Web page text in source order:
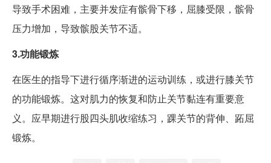
导致手术困难，主要并发症有髌骨下移，屈膝受限，髌骨
压力增加，导致髌股关节不适。
3.功能锻炼
在医生的指导下进行循序渐进的运动训练，或进行膝关节
的功能锻炼。这对肌力的恢复和防止关节黏连有重要意
义。应早期进行股四头肌收缩练习，踝关节的背伸、跖屈
锻炼。